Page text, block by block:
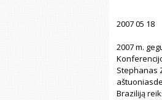
2007 05 18
2007 m.
Stephanas
Braziliją